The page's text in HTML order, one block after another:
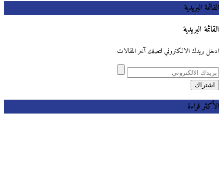
القائمة البريدية
القائمة البريدية
ادخل بريدك الالكتروني لتصلك آخر المقالات
الأكثر قراءة